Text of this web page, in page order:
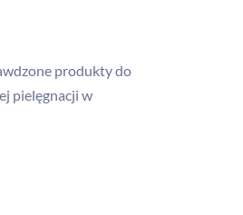
produkty do
pielęgnacji w